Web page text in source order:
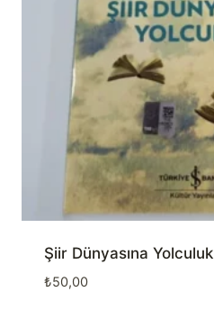
Şiir Dünyasına Yolculuk
₺50,00